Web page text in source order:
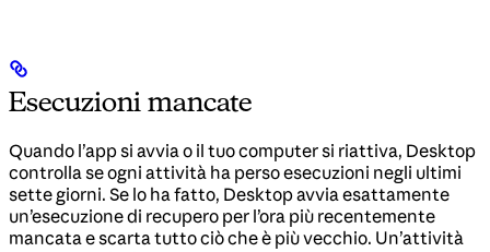
Esecuzioni mancate
Quando l’app si avvia o il tuo computer si riattiva, Desktop
controlla se ogni attività ha perso esecuzioni negli ultimi
sette giorni. Se lo ha fatto, Desktop avvia esattamente
un’esecuzione di recupero per l’ora più recentemente
mancata e scarta tutto ciò che è più vecchio. Un’attività